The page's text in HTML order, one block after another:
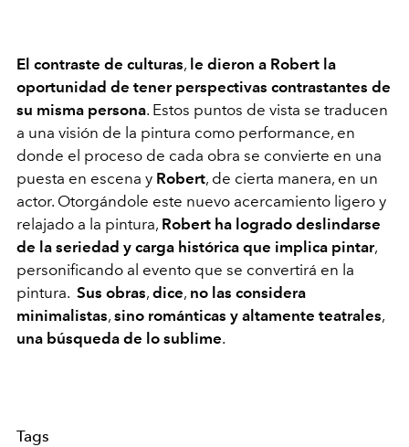
El contraste de culturas, le dieron a Robert la
oportunidad de tener perspectivas contrastantes de
su misma persona. Estos puntos de vista se traducen
a una visión de la pintura como performance, en
donde el proceso de cada obra se convierte en una
puesta en escena y Robert, de cierta manera, en un
actor. Otorgándole este nuevo acercamiento ligero y
relajado a la pintura, Robert ha logrado deslindarse
de la seriedad y carga histórica que implica pintar,
personificando al evento que se convertirá en la
pintura. Sus obras, dice, no las considera
minimalistas, sino románticas y altamente teatrales,
una búsqueda de lo sublime.
Tags